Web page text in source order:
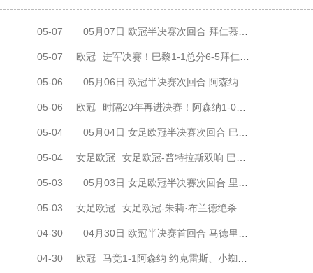
05-07 05月07日 欧冠半决赛次回合 拜仁慕尼黑vs巴黎圣日耳曼 全场录像
05-07 欧冠 进军决赛！巴黎1-1总分6-5拜仁将战阿森纳 登贝莱闪击凯恩破门
05-06 05月06日 欧冠半决赛次回合 阿森纳vs马德里竞技 全场录像
05-06 欧冠 时隔20年再进决赛！阿森纳1-0马竞总比分2-1晋级 萨卡制胜
05-04 05月04日 女足欧冠半决赛次回合 巴塞罗那女足vs拜仁慕尼黑女足 全场录像
05-04 女足欧冠 女足欧冠-普特拉斯双响 巴萨两回合5-3淘汰拜仁晋级决赛
05-03 05月03日 女足欧冠半决赛次回合 里昂女足vs阿森纳女足 全场录像
05-03 女足欧冠 女足欧冠-朱莉·布兰德绝杀 里昂女足两回合4-3淘汰阿森纳进决赛
04-30 04月30日 欧冠半决赛首回合 马德里竞技vs阿森纳 全场录像
04-30 欧冠 马竞1-1阿森纳 约克雷斯、小蜘蛛均点射 埃泽点球被取消